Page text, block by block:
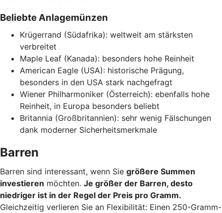
Beliebte Anlagemünzen
Krügerrand (Südafrika): weltweit am stärksten
verbreitet
Maple Leaf (Kanada): besonders hohe Reinheit
American Eagle (USA): historische Prägung,
besonders in den USA stark nachgefragt
Wiener Philharmoniker (Österreich): ebenfalls hohe
Reinheit, in Europa besonders beliebt
Britannia (Großbritannien): sehr wenig Fälschungen
dank moderner Sicherheitsmerkmale
Barren
Barren sind interessant, wenn Sie größere Summen
investieren möchten. Je größer der Barren, desto
niedriger ist in der Regel der Preis pro Gramm.
Gleichzeitig verlieren Sie an Flexibilität: Einen 250-Gramm-